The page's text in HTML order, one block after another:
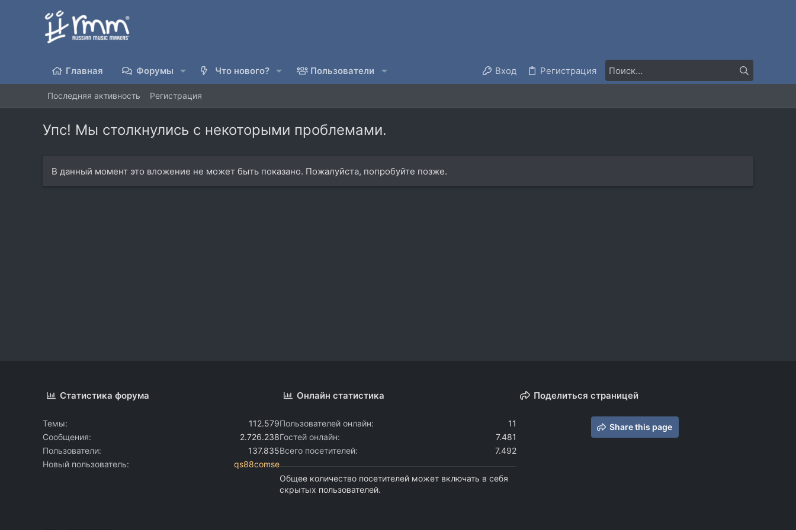
Главная Форумы Что нового? Пользователи Вход Регистрация
Последняя активность Регистрация
Упс! Мы столкнулись с некоторыми проблемами.
В данный момент это вложение не может быть показано. Пожалуйста, попробуйте позже.
Статистика форума
Темы
112.579
Сообщения
2.726.238
Пользователи
137.835
Новый пользователь
qs88comse
Онлайн статистика
Пользователей онлайн
11
Гостей онлайн
7.481
Всего посетителей
7.492
Общее количество посетителей может включать в себя
скрытых пользователей.
Поделиться страницей
Share this page